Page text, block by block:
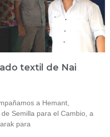
textil de Nai
a Hemant,
Semilla para el Cambio, a
para